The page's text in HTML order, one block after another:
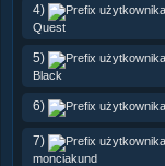
4)
Quest
5)
Black
6)
7)
monciakund